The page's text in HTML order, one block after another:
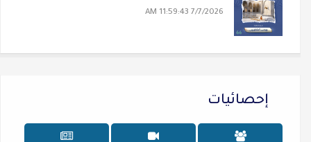
7/7/2026 11:59:43 AM
إحصائيات